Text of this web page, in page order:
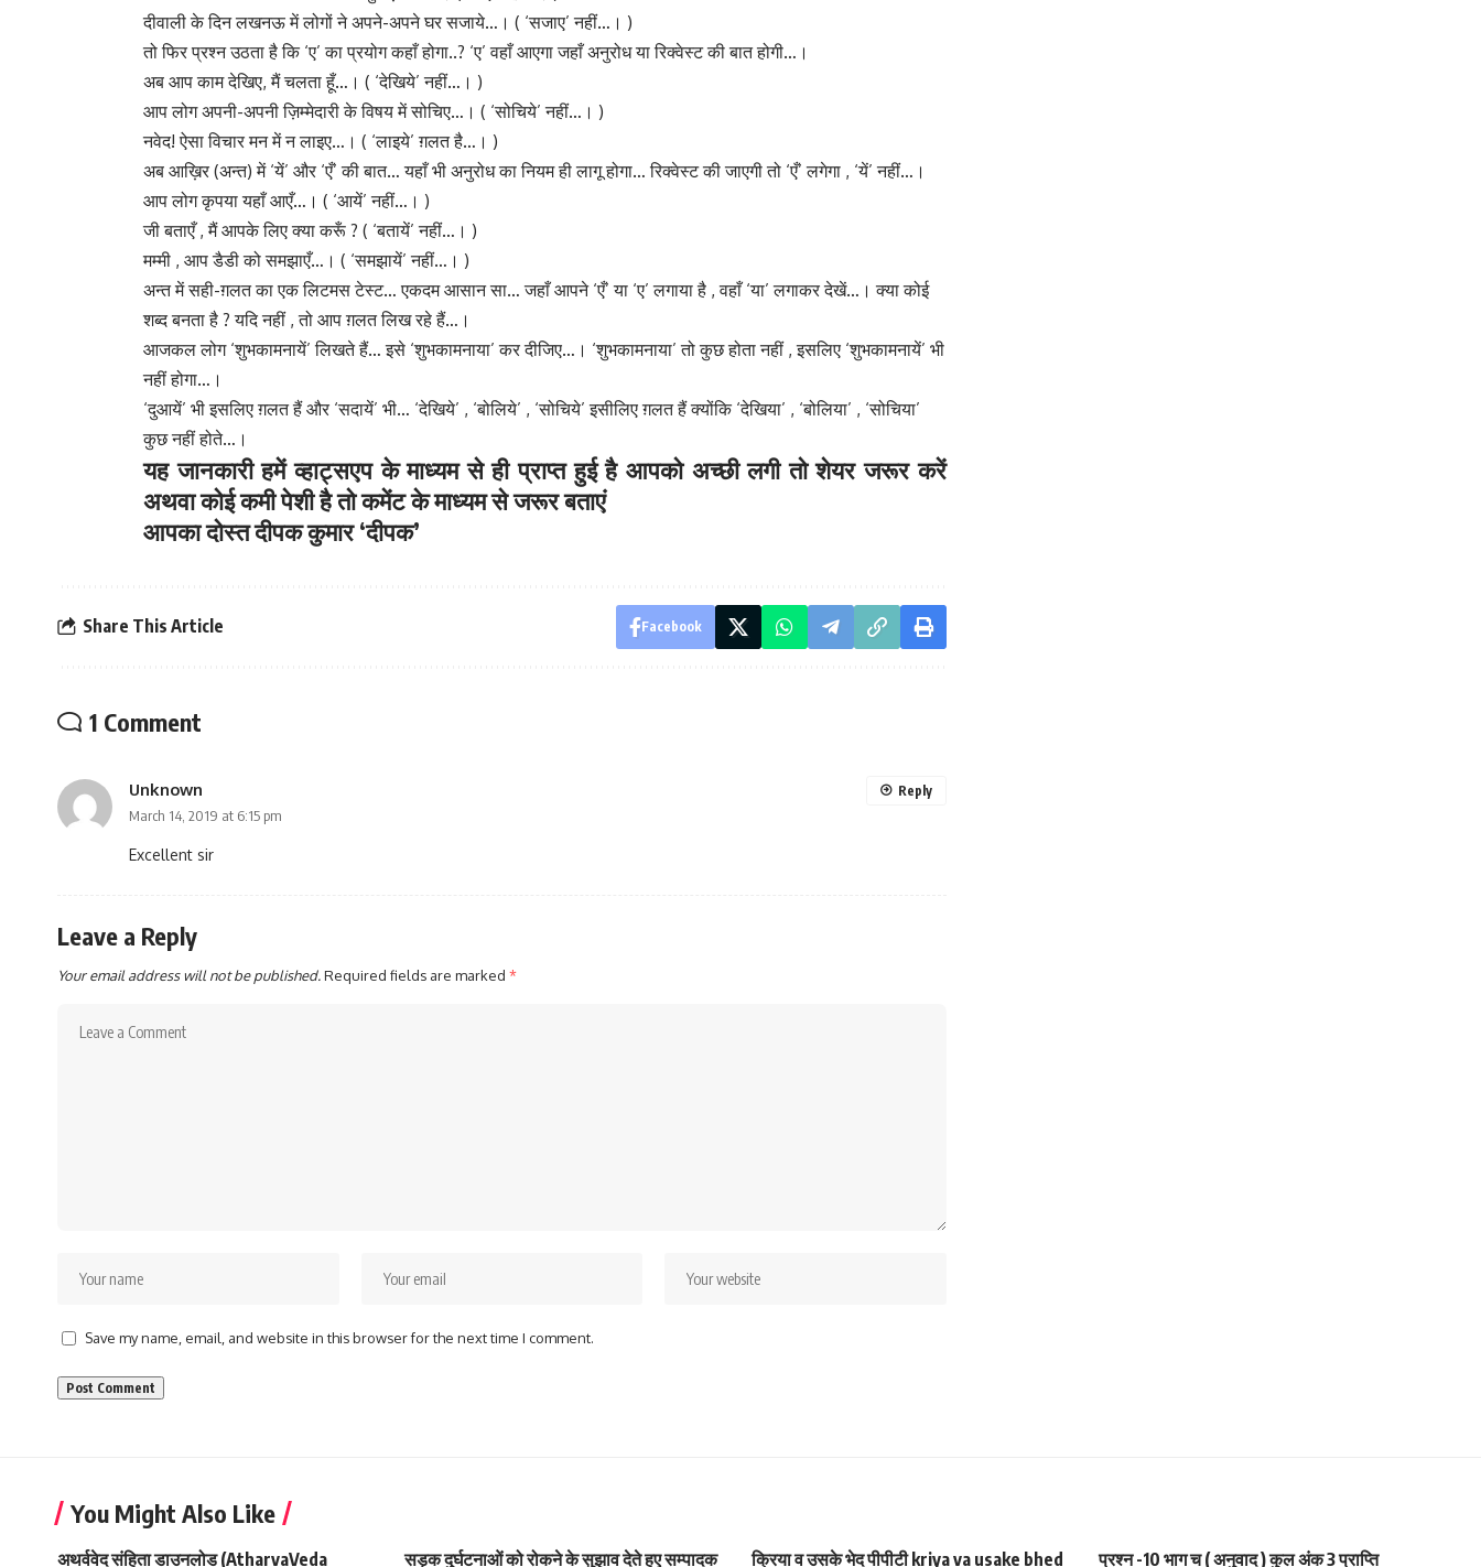
दीवाली के दिन लखनऊ में लोगों ने अपने-अपने घर सजाये…। ( ‘सजाए’ नहीं…। )
तो फिर प्रश्न उठता है कि ‘ए’ का प्रयोग कहाँ होगा..? ‘ए’ वहाँ आएगा जहाँ अनुरोध या रिक्वेस्ट की बात होगी…।
अब आप काम देखिए, मैं चलता हूँ…। ( ‘देखिये’ नहीं…। )
आप लोग अपनी-अपनी ज़िम्मेदारी के विषय में सोचिए…। ( ‘सोचिये’ नहीं…। )
नवेद! ऐसा विचार मन में न लाइए…। ( ‘लाइये’ ग़लत है…। )
अब आख़िर (अन्त) में ‘यें’ और ‘एँ’ की बात… यहाँ भी अनुरोध का नियम ही लागू होगा… रिक्वेस्ट की जाएगी तो ‘एँ’ लगेगा , ‘यें’ नहीं…।
आप लोग कृपया यहाँ आएँ…। ( ‘आयें’ नहीं…। )
जी बताएँ , मैं आपके लिए क्या करूँ ? ( ‘बतायें’ नहीं…। )
मम्मी , आप डैडी को समझाएँ…। ( ‘समझायें’ नहीं…। )
अन्त में सही-ग़लत का एक लिटमस टेस्ट… एकदम आसान सा… जहाँ आपने ‘एँ’ या ‘ए’ लगाया है , वहाँ ‘या’ लगाकर देखें…। क्या कोई
शब्द बनता है ? यदि नहीं , तो आप ग़लत लिख रहे हैं…।
आजकल लोग ‘शुभकामनायें’ लिखते हैं… इसे ‘शुभकामनाया’ कर दीजिए…। ‘शुभकामनाया’ तो कुछ होता नहीं , इसलिए ‘शुभकामनायें’ भी
नहीं होगा…।
‘दुआयें’ भी इसलिए ग़लत हैं और ‘सदायें’ भी… ‘देखिये’ , ‘बोलिये’ , ‘सोचिये’ इसीलिए ग़लत हैं क्योंकि ‘देखिया’ , ‘बोलिया’ , ‘सोचिया’
कुछ नहीं होते…।
यह जानकारी हमें व्हाट्सएप के माध्यम से ही प्राप्त हुई है आपको अच्छी लगी तो शेयर जरूर करें
अथवा कोई कमी पेशी है तो कमेंट के माध्यम से जरूर बताएं
आपका दोस्त दीपक कुमार ‘दीपक’
Share This Article Facebook
1 Comment
Unknown
March 14, 2019 at 6:15 pm
Excellent sir
Reply
Leave a Reply
Your email address will not be published.Required fields are marked *
Save my name, email, and website in this browser for the next time I comment.
You Might Also Like
अथर्ववेद संहिता डाउनलोड (AtharvaVeda सड़क दुर्घटनाओं को रोकने के सुझाव देते हुए सम्पादक क्रिया व उसके भेद पीपीटी kriya va usake bhed प्रश्न -10 भाग च ( अनुवाद ) कुल अंक 3 प्राप्ति